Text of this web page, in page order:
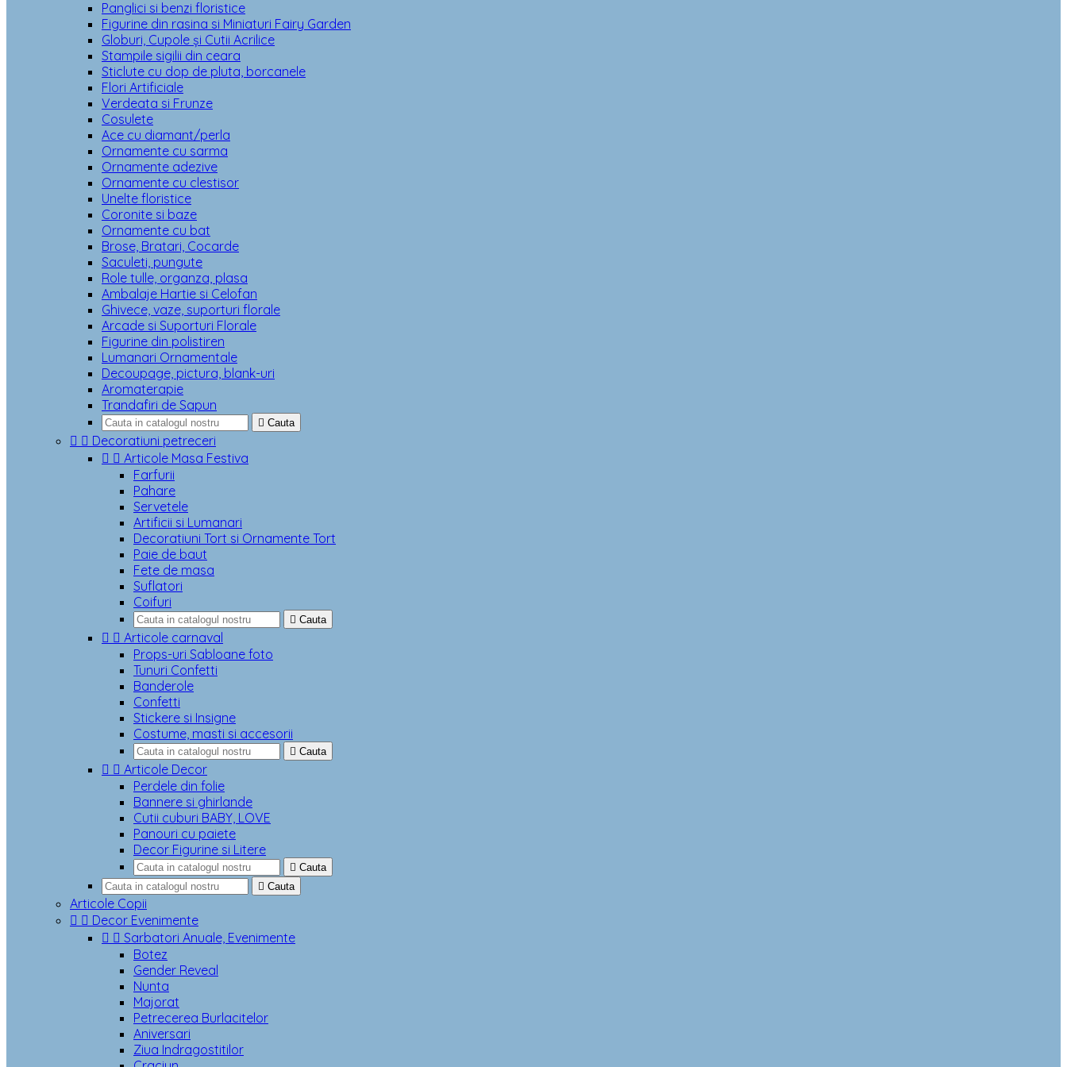
Panglici si benzi floristice
Figurine din rasina si Miniaturi Fairy Garden
Globuri, Cupole și Cutii Acrilice
Stampile sigilii din ceara
Sticlute cu dop de pluta, borcanele
Flori Artificiale
Verdeata si Frunze
Cosulete
Ace cu diamant/perla
Ornamente cu sarma
Ornamente adezive
Ornamente cu clestisor
Unelte floristice
Coronite si baze
Ornamente cu bat
Brose, Bratari, Cocarde
Saculeti, pungute
Role tulle, organza, plasa
Ambalaje Hartie si Celofan
Ghivece, vaze, suporturi florale
Arcade si Suporturi Florale
Figurine din polistiren
Lumanari Ornamentale
Decoupage, pictura, blank-uri
Aromaterapie
Trandafiri de Sapun
 Cauta
  Decoratiuni petreceri
  Articole Masa Festiva
Farfurii
Pahare
Servetele
Artificii si Lumanari
Decoratiuni Tort si Ornamente Tort
Paie de baut
Fete de masa
Suflatori
Coifuri
 Cauta
  Articole carnaval
Props-uri Sabloane foto
Tunuri Confetti
Banderole
Confetti
Stickere si Insigne
Costume, masti si accesorii
 Cauta
  Articole Decor
Perdele din folie
Bannere si ghirlande
Cutii cuburi BABY, LOVE
Panouri cu paiete
Decor Figurine si Litere
 Cauta
 Cauta
Articole Copii
  Decor Evenimente
  Sarbatori Anuale, Evenimente
Botez
Gender Reveal
Nunta
Majorat
Petrecerea Burlacitelor
Aniversari
Ziua Indragostitilor